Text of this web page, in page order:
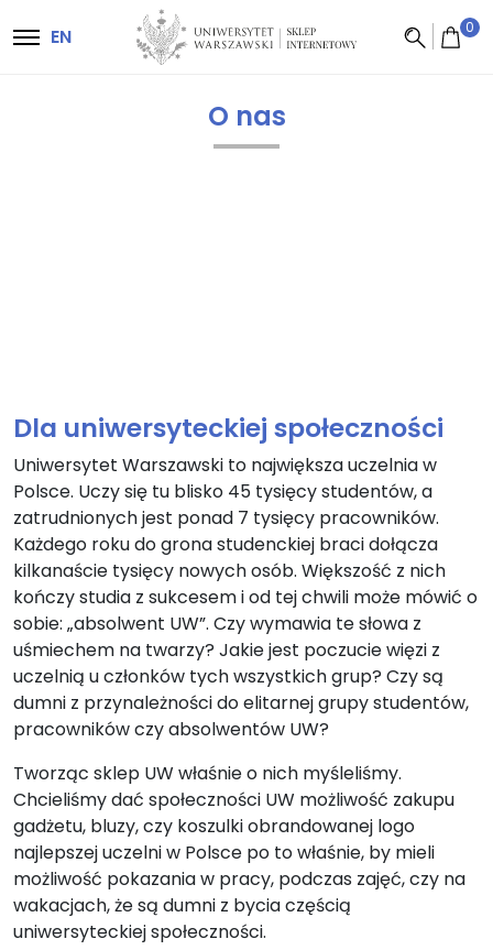
Główna nawigacja
EN 0
O nas
Dla uniwersyteckiej społeczności
Uniwersytet Warszawski to największa uczelnia w
Polsce. Uczy się tu blisko 45 tysięcy studentów, a
zatrudnionych jest ponad 7 tysięcy pracowników.
Każdego roku do grona studenckiej braci dołącza
kilkanaście tysięcy nowych osób. Większość z nich
kończy studia z sukcesem i od tej chwili może mówić o
sobie: „absolwent UW”. Czy wymawia te słowa z
uśmiechem na twarzy? Jakie jest poczucie więzi z
uczelnią u członków tych wszystkich grup? Czy są
dumni z przynależności do elitarnej grupy studentów,
pracowników czy absolwentów UW?
Tworząc sklep UW właśnie o nich myśleliśmy.
Chcieliśmy dać społeczności UW możliwość zakupu
gadżetu, bluzy, czy koszulki obrandowanej logo
najlepszej uczelni w Polsce po to właśnie, by mieli
możliwość pokazania w pracy, podczas zajęć, czy na
wakacjach, że są dumni z bycia częścią
uniwersyteckiej społeczności.